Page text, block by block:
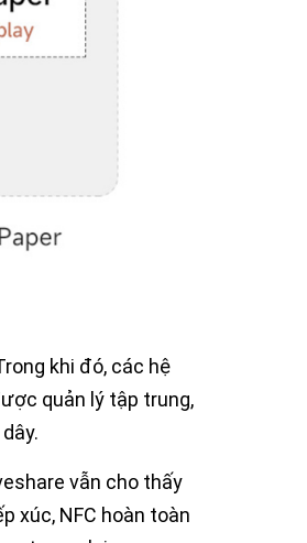
khi đó, các hệ
quản lý tập trung,
vẫn cho thấy
xúc, NFC hoàn toàn